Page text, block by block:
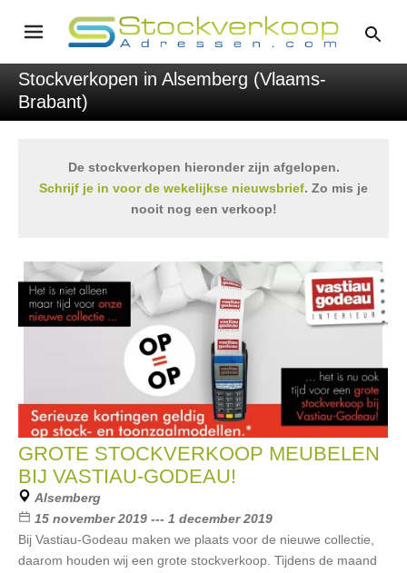
Stockverkopen in Alsemberg (Vlaams-
Brabant)
De stockverkopen hieronder zijn afgelopen.
Schrijf je in voor de wekelijkse nieuwsbrief. Zo mis je
nooit nog een verkoop!
GROTE STOCKVERKOOP MEUBELEN
BIJ VASTIAU-GODEAU!
Alsemberg
15 november 2019 --- 1 december 2019
Bij Vastiau-Godeau maken we plaats voor de nieuwe collectie,
daarom houden wij een grote stockverkoop. Tijdens de maand